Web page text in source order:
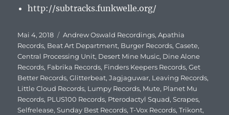
http://subtracks.funkwelle.org/
Veröffentlicht
am
Mai 4, 2018 Schlagwörter
Andrew Oswald Recordings,Apathia
Records, Beat Art Department, Burger Records,Casete,
Central Processing Unit, Desert Mine Music, Dine Alone
Records, Fabrika Records, Finders Keepers Records,Get
Better Records,Glitterbeat,Jagjaguwar, Leaving Records,
Little Cloud Records, Lumpy Records, Mute, Planet Mu
Records, PLUS100 Records, Pterodactyl Squad,Scrapes,
Selfrelease,Sunday Best Records,T-Vox Records,Trikont,